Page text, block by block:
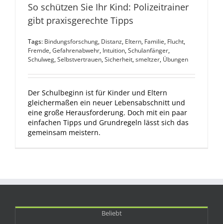
So schützen Sie Ihr Kind: Polizeitrainer
gibt praxisgerechte Tipps
Tags: Bindungsforschung, Distanz, Eltern, Familie, Flucht,
Fremde,Gefahrenabwehr, Intuition,Schulanfänger,
Schulweg,Selbstvertrauen,Sicherheit,smeltzer, Übungen
Der Schulbeginn ist für Kinder und Eltern
gleichermaßen ein neuer Lebensabschnitt und
eine große Herausforderung. Doch mit ein paar
einfachen Tipps und Grundregeln lässt sich das
gemeinsam meistern.
Beliebt